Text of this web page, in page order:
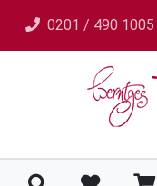
0201 / 490 1005